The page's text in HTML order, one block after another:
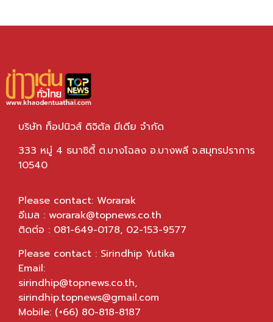
บริษัท ท็อปนิวส์ ดิจิตัล มีเดีย จำกัด
333 หมู่ 4 ธนาซิตี้ ต.บางโฉลง อ.บางพลี จ.สมุทรปราการ
10540
Please contact: Worarak
อีเมล : worarak@topnews.co.th
ติดต่อ : 081-649-0178, 02-153-9577
Please contact : Sirindhip Yutika
Email:
sirindhip@topnews.co.th,
sirindhip.topnews@gmail.com
Mobile: (+66) 80-818-8187